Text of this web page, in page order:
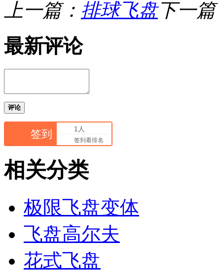
上一篇： 排球飞盘下一篇
最新评论
评论
签到 1人
签到看排名
相关分类
极限飞盘变体
飞盘高尔夫
花式飞盘